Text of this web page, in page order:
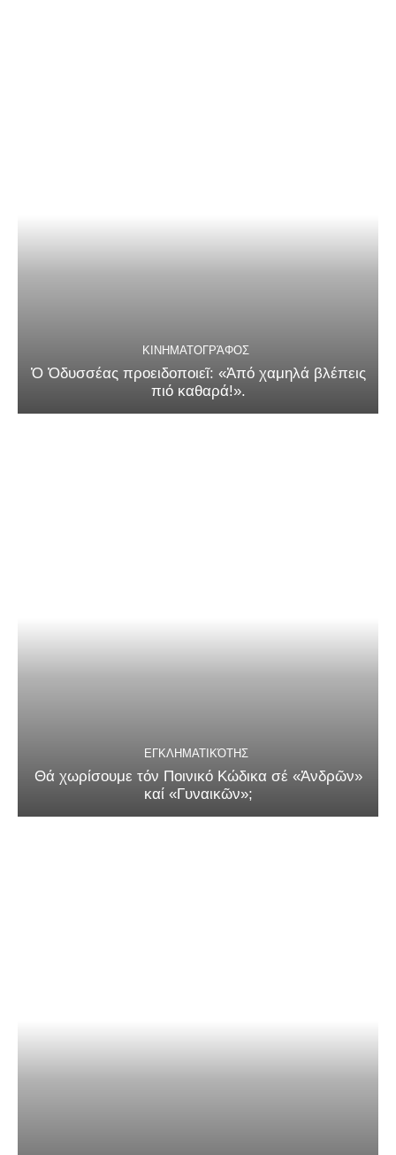
ΚΙΝΗΜΑΤΟΓΡΆΦΟΣ
Ὁ Ὀδυσσέας προειδοποιεῖ: «Ἀπό χαμηλά βλέπεις
πιό καθαρά!».
ΕΓΚΛΗΜΑΤΙΚΌΤΗΣ
Θά χωρίσουμε τόν Ποινικό Κώδικα σέ «Ἀνδρῶν»
καί «Γυναικῶν»;